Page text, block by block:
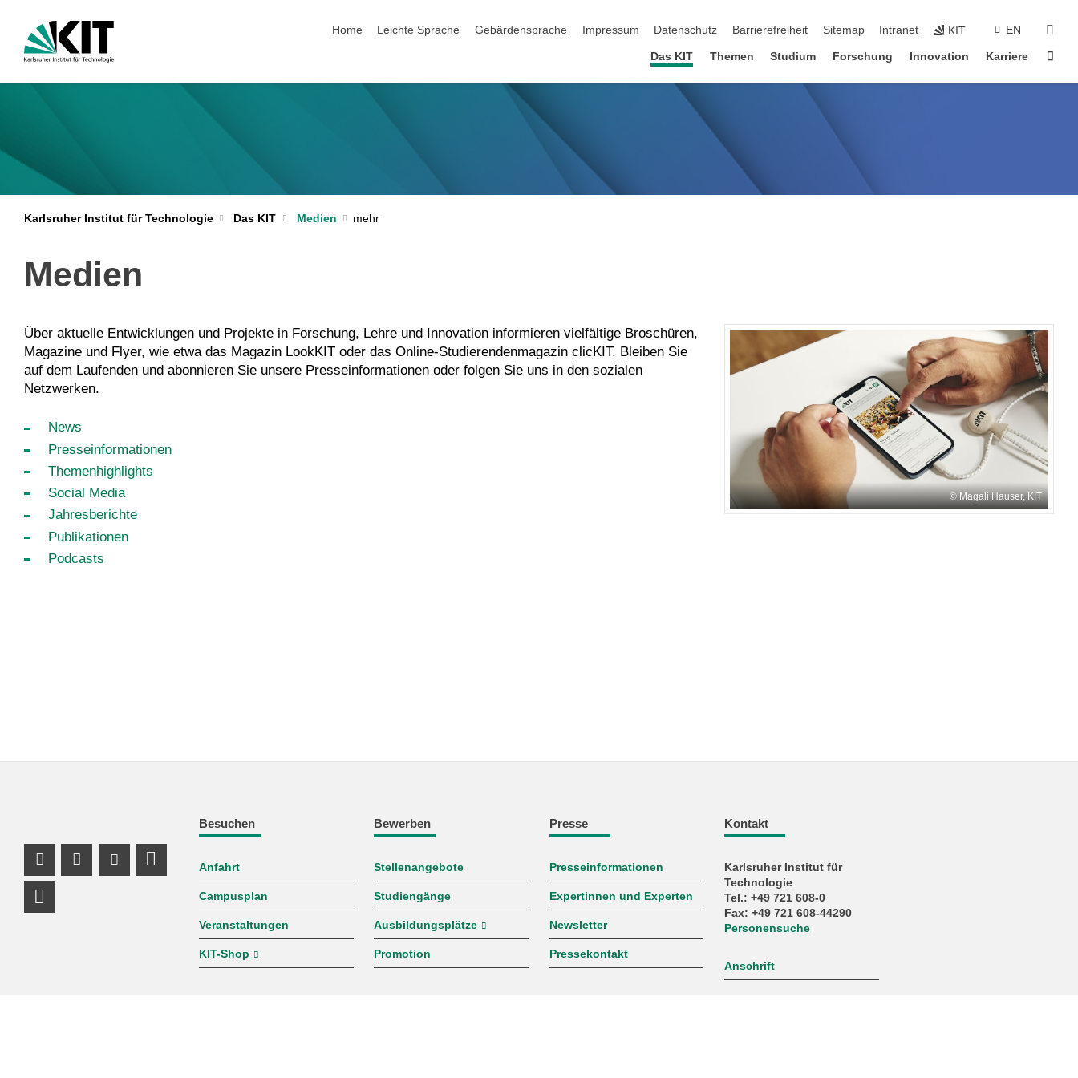
Home
Leichte Sprache Gebärdensprache Impressum Datenschutz Barrierefreiheit Sitemap Intranet KIT EN
Das KIT Themen Studium Forschung Innovation Karriere
Karlsruher Institut für Technologie Das KIT Medien
Medien
Über aktuelle Entwicklungen und Projekte in Forschung, Lehre und Innovation informieren vielfältige Broschüren,
Magazine und Flyer, wie etwa das Magazin LookKIT oder das Online-Studierendenmagazin clicKIT. Bleiben Sie
auf dem Laufenden und abonnieren Sie unsere Presseinformationen oder folgen Sie uns in den sozialen
Netzwerken.
News
Presseinformationen
Themenhighlights
Social Media
Jahresberichte
Publikationen
Podcasts
Magali Hauser, KIT
Besuchen
Anfahrt
Campusplan
Veranstaltungen
KIT-Shop
Bewerben
Stellenangebote
Studiengänge
Ausbildungsplätze
Promotion
Presse
Presseinformationen
Expertinnen und Experten
Newsletter
Pressekontakt
Kontakt
Karlsruher Institut für
Technologie
Tel.: +49 721 608-0
Fax: +49 721 608-44290
Personensuche
Anschrift
Instagram Profil
Facebook Profil
Youtube Profil
Profil Mastodon
LinkedIn Profil